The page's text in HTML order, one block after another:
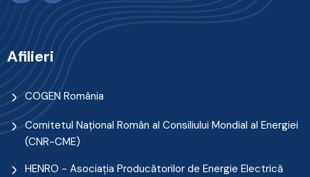
Afilieri
COGEN România
Comitetul Naţional Român al Consiliului Mondial al Energiei
(CNR-CME)
HENRO - Asociația Producătorilor de Energie Electrică